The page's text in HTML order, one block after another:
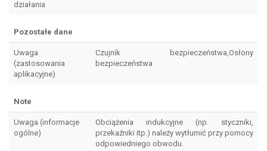
działania
Pozostałe dane
Uwaga
(zastosowania
aplikacyjne)
Czujnik bezpieczeństwa,Osłony
bezpieczeństwa
Note
Uwaga (informacje
ogólne)
Obciążenia indukcyjne (np. styczniki,
przekaźniki itp.) należy wytłumić przy pomocy
odpowiedniego obwodu.